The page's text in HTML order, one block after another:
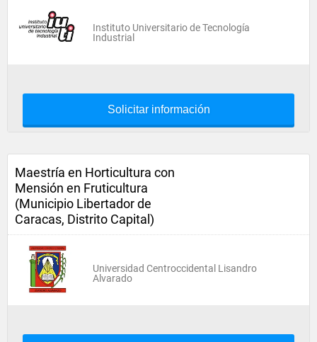
Instituto Universitario de Tecnología
Industrial
Solicitar información
Maestría en Horticultura con
Mensión en Fruticultura
(Municipio Libertador de
Caracas, Distrito Capital)
Universidad Centroccidental Lisandro
Alvarado